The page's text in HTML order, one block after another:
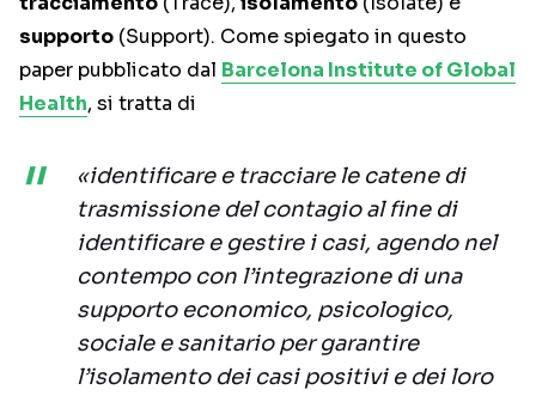
supporto (Support). Come spiegato in questo
paper pubblicato dal Barcelona Institute of Global
Health, si tratta di
«identificare e tracciare le catene di
trasmissione del contagio al fine di
identificare e gestire i casi, agendo nel
contempo con l’integrazione di una
supporto economico, psicologico,
sociale e sanitario per garantire
l’isolamento dei casi positivi e dei loro